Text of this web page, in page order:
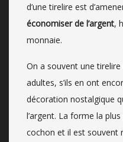
d’une tirelire est
économiser de l’argent,
monnaie.
On a souvent une
adultes, s’ils en ont
décoration nostalgique
l’argent. La forme la
cochon et il est souvent